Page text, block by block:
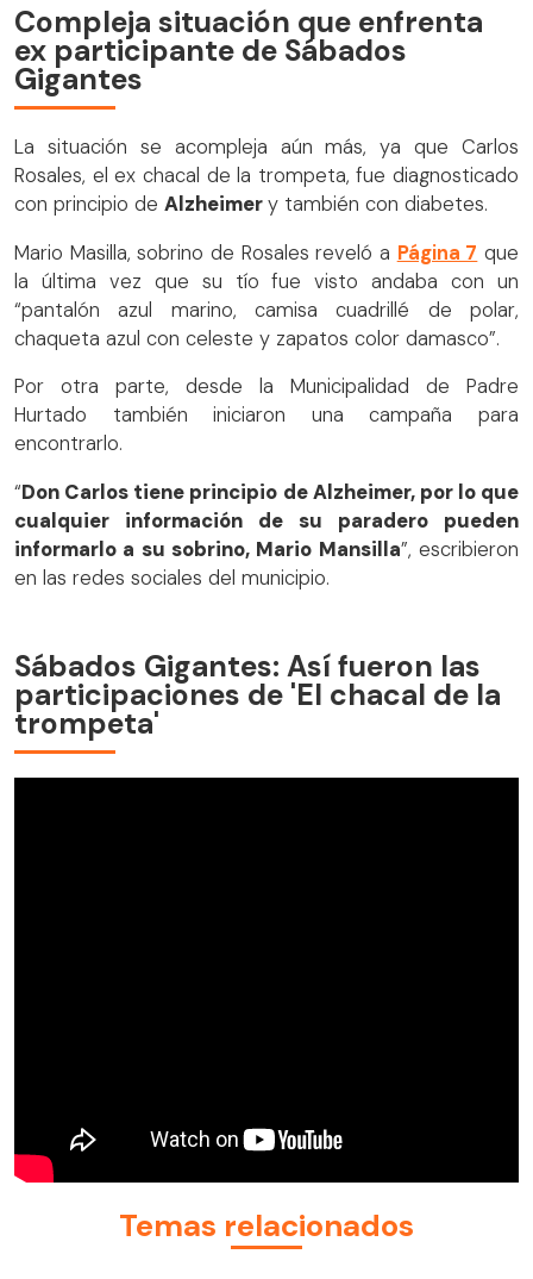
Compleja situación que enfrenta
ex participante de Sábados
Gigantes
La situación se acompleja aún más, ya que Carlos
Rosales, el ex chacal de la trompeta, fue diagnosticado
con principio de Alzheimery también con diabetes.
Mario Masilla, sobrino de Rosales reveló a Página 7 que
la última vez que su tío fue visto andaba con un
“pantalón azul marino, camisa cuadrillé de polar,
chaqueta azul con celeste y zapatos color damasco”.
Por otra parte, desde la Municipalidad de Padre
Hurtado también iniciaron una campaña para
encontrarlo.
“Don Carlos tiene principio de Alzheimer, por lo que
cualquier información de su paradero pueden
informarlo a su sobrino, Mario Mansilla”, escribieron
en las redes sociales del municipio.
Sábados Gigantes: Así fueron las
participaciones de 'El chacal de la
trompeta'
Temas relacionados